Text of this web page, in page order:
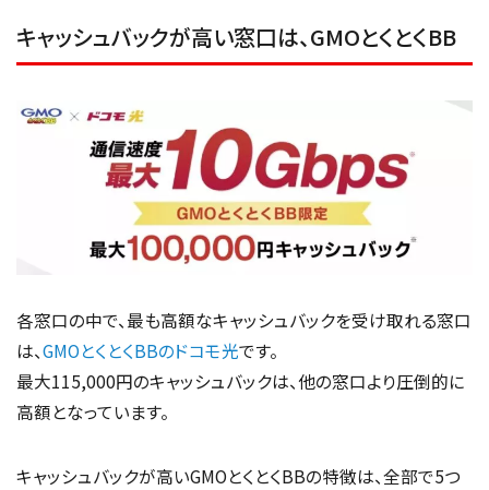
キャッシュバックが高い窓口は、GMOとくとくBB
各窓口の中で、最も高額なキャッシュバックを受け取れる窓口
は、GMOとくとくBBのドコモ光です。
最大115,000円のキャッシュバックは、他の窓口より圧倒的に
高額となっています。
キャッシュバックが高いGMOとくとくBBの特徴は、全部で5つ